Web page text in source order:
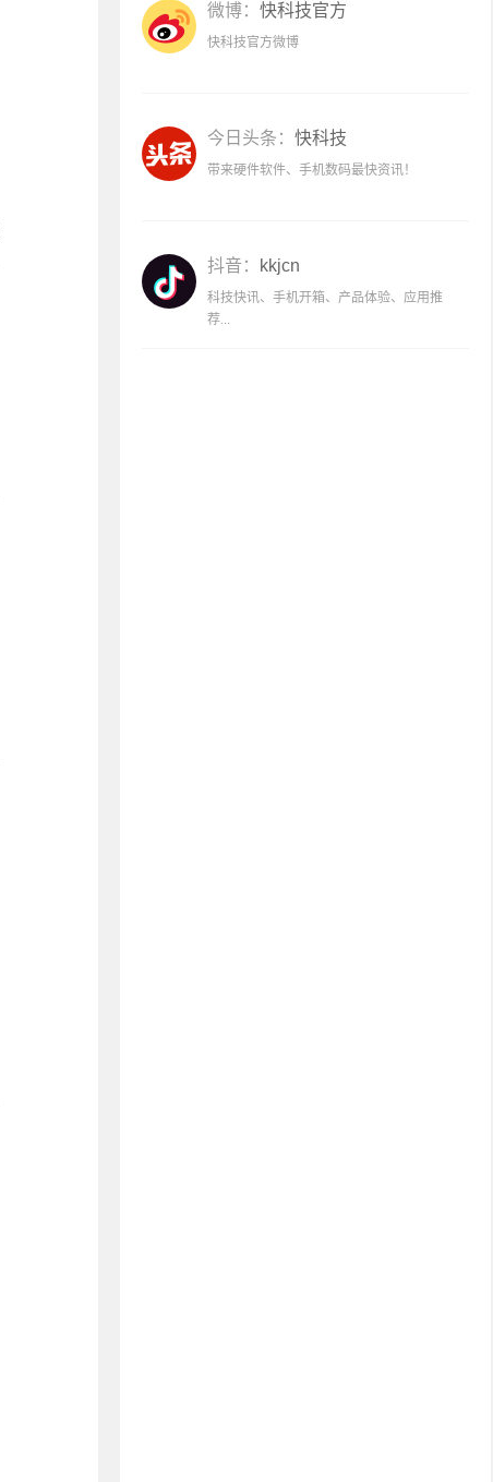
微博： 快科技官方
快科技官方微博
今日头条： 快科技
带来硬件软件、手机数码最快资讯！
抖音： kkjcn
科技快讯、手机开箱、产品体验、应用推
荐...